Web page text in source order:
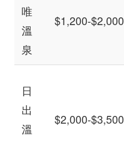
唯
溫
泉
$1,200-$2,000
日
出
溫
$2,000-$3,500